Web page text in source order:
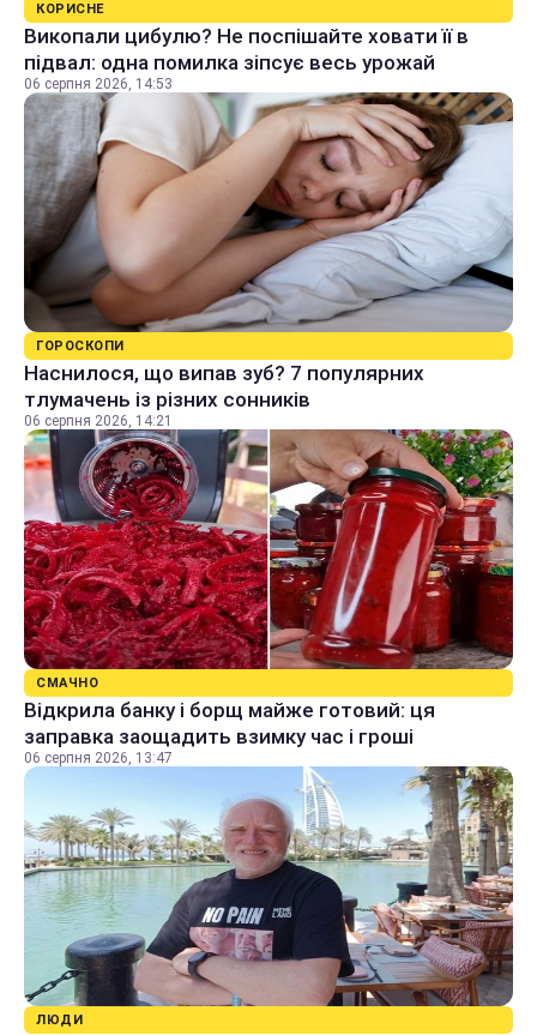
КОРИСНЕ
Викопали цибулю? Не поспішайте ховати її в
підвал: одна помилка зіпсує весь урожай
06 серпня 2026, 14:53
ГОРОСКОПИ
Наснилося, що випав зуб? 7 популярних
тлумачень із різних сонників
06 серпня 2026, 14:21
СМАЧНО
Відкрила банку і борщ майже готовий: ця
заправка заощадить взимку час і гроші
06 серпня 2026, 13:47
ЛЮДИ